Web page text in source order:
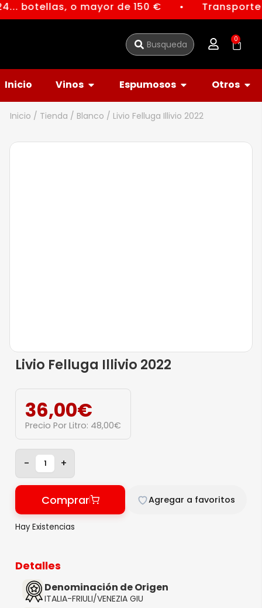
botellas, o mayor de 150 € ●
0
Inicio Vinos Espumosos Otros
Inicio / Tienda / Blanco / Livio Felluga Illivio 2022
Livio Felluga Illivio 2022
36,00€
Precio Por Litro: 48,00€
- +
Comprar Agregar a favoritos
Hay Existencias
Detalles
Denominación de Origen
ITALIA-FRIULI/VENEZIA GIU